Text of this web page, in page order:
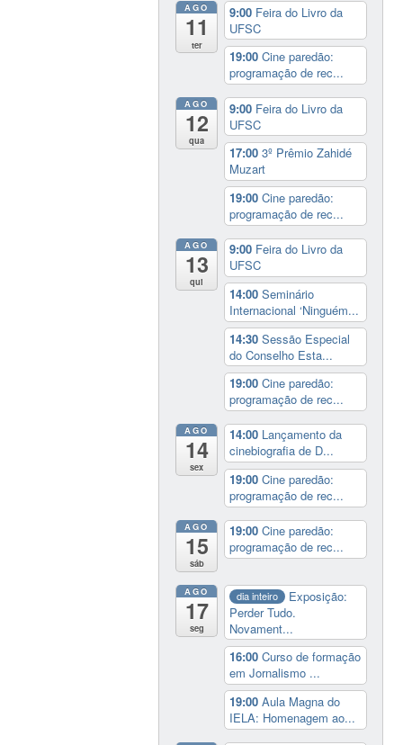
AGO
11
ter
9:00 Feira do Livro da
UFSC
19:00Cine paredão:
programação de rec...
AGO
12
qua
9:00 Feira do Livro da
UFSC
17:003º Prêmio Zahidé
Muzart
19:00Cine paredão:
programação de rec...
AGO
13
qui
9:00 Feira do Livro da
UFSC
14:00Seminário
Internacional ‘Ninguém...
14:30Sessão Especial
do Conselho Esta...
19:00Cine paredão:
programação de rec...
AGO
14
sex
14:00 Lançamento da
cinebiografia de D...
19:00Cine paredão:
programação de rec...
AGO
15
sáb
19:00Cine paredão:
programação de rec...
AGO
17
seg
dia inteiro
Exposição:
Perder Tudo.
Novament...
16:00Curso de formação
em Jornalismo ...
19:00Aula Magna do
IELA: Homenagem ao...